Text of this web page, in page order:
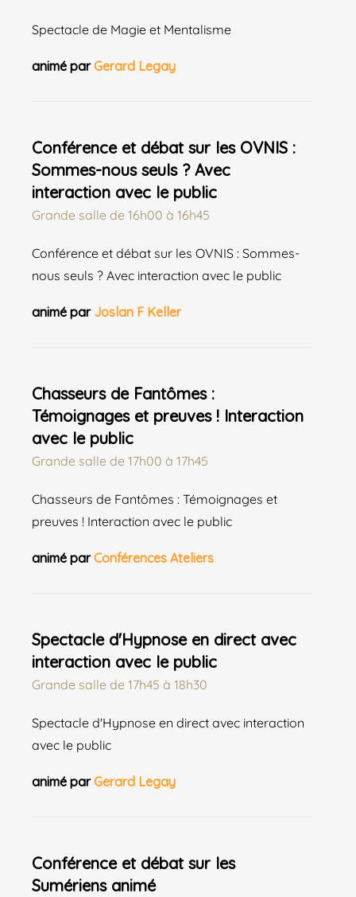
Spectacle de Magie et Mentalisme
animé parGerard Legay
Conférence et débat sur les OVNIS :
Sommes-nous seuls ? Avec
interaction avec le public
Grande salle de 16h00 à 16h45
Conférence et débat sur les OVNIS : Sommes-
nous seuls ? Avec interaction avec le public
animé par Joslan F Keller
Chasseurs de Fantômes :
Témoignages et preuves ! Interaction
avec le public
Grande salle de 17h00 à 17h45
Chasseurs de Fantômes : Témoignages et
preuves ! Interaction avec le public
animé parConférences Ateliers
Spectacle d'Hypnose en direct avec
interaction avec le public
Grande salle de 17h45 à 18h30
Spectacle d'Hypnose en direct avec interaction
avec le public
animé parGerard Legay
Conférence et débat sur les
Sumériens animé